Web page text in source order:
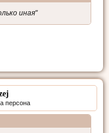
иная"
персона